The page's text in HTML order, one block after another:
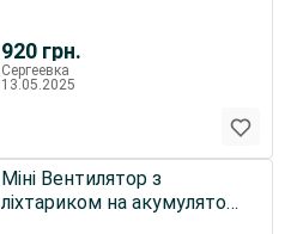
920 грн.
Сергеевка
13.05.2025
Міні Вентилятор з
ліхтариком на акумуляторі